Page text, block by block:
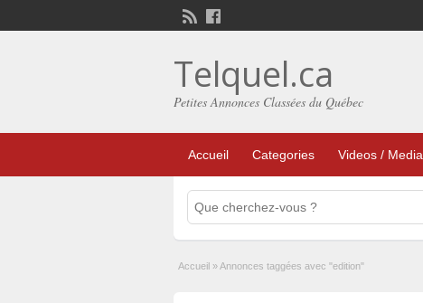
Telquel.ca
Petites Annonces Classées du Québec
Accueil Categories Videos / Media
Accueil »Annonces taggées avec "edition"